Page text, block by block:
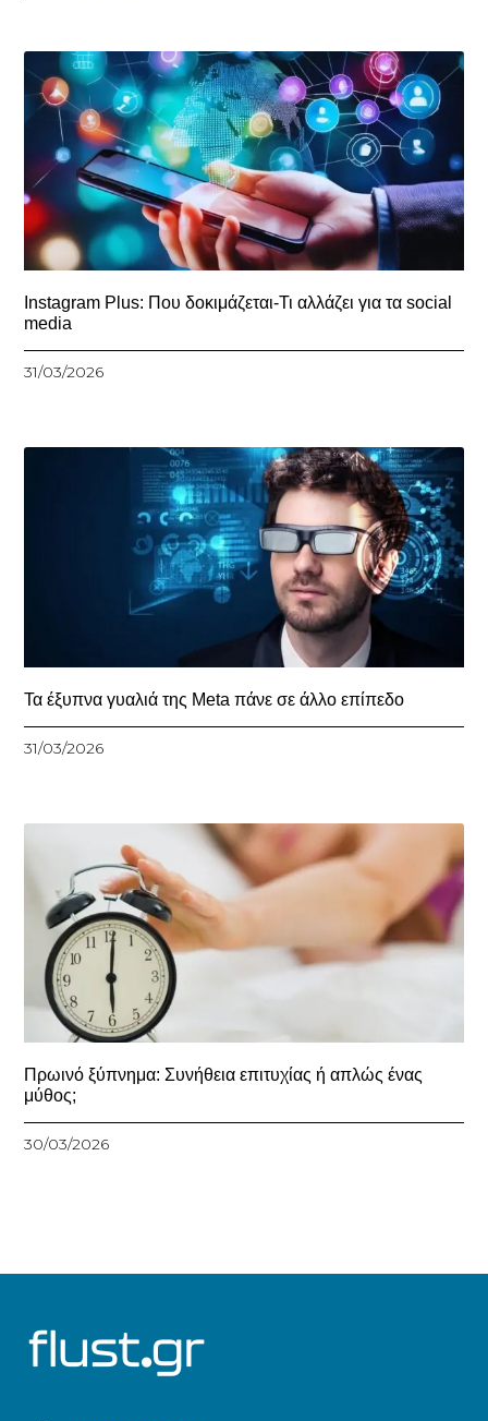
Instagram Plus: Που δοκιμάζεται-Τι αλλάζει για τα social
media
31/03/2026
Τα έξυπνα γυαλιά της Meta πάνε σε άλλο επίπεδο
31/03/2026
Πρωινό ξύπνημα: Συνήθεια επιτυχίας ή απλώς ένας
μύθος;
30/03/2026